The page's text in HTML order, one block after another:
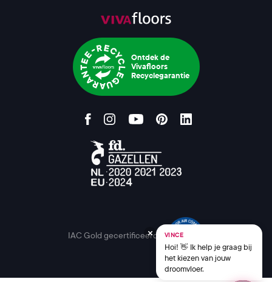
Ontdek de
Vivafloors
Recyclegarantie
IAC Gold gecertificeerd VINCE
Hoi! 👋 Ik help je graag bij
het kiezen van jouw
droomvloer.